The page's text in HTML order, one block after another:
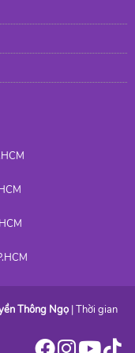
Thông Ngọ | Thời gian